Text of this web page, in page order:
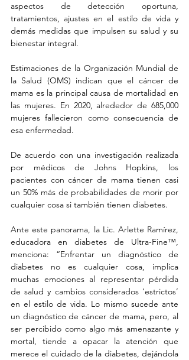
aspectos de detección oportuna,
tratamientos, ajustes en el estilo de vida y
demás medidas que impulsen su salud y su
bienestar integral.
Estimaciones de la Organización Mundial de
la Salud (OMS) indican que el cáncer de
mama es la principal causa de mortalidad en
las mujeres. En 2020, alrededor de 685,000
mujeres fallecieron como consecuencia de
esa enfermedad.
De acuerdo con una investigación realizada
por médicos de Johns Hopkins, los
pacientes con cáncer de mama tienen casi
un 50% más de probabilidades de morir por
cualquier cosa si también tienen diabetes.
Ante este panorama, la Lic. Arlette Ramírez,
educadora en diabetes de Ultra-Fine™,
menciona: “Enfrentar un diagnóstico de
diabetes no es cualquier cosa, implica
muchas emociones al representar pérdida
de salud y cambios considerados ‘estrictos’
en el estilo de vida. Lo mismo sucede ante
un diagnóstico de cáncer de mama, pero, al
ser percibido como algo más amenazante y
mortal, tiende a opacar la atención que
merece el cuidado de la diabetes, dejándola